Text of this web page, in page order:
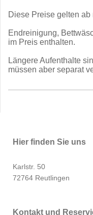
Diese Preise gelten
Endreinigung,
im Preis enthalten.
Längere Aufenthalte
müssen aber separat
Hier finden Sie uns
Karlstr. 50
72764 Reutlingen
Kontakt und